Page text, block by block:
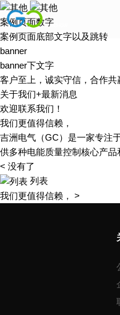
案例页面数字
案例页面底部文字以及跳转
banner
banner下文字
客户至上，诚实守信，合作共
关于我们+最新消息
欢迎联系我们！
我们更值得信赖，
吉洲电气（GC）是一家专注
供多种电能质量控制核心产品
< 没有了
列表
我们更值得信赖， >